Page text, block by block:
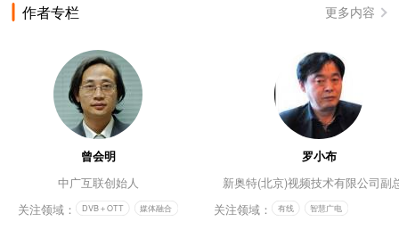
作者专栏 更多内容
曾会明
中广互联创始人
关注领域：
DVB＋OTT 媒体融合
罗小布
新奥特(北京)视频技术有限公司副
关注领域：
有线 智慧广电